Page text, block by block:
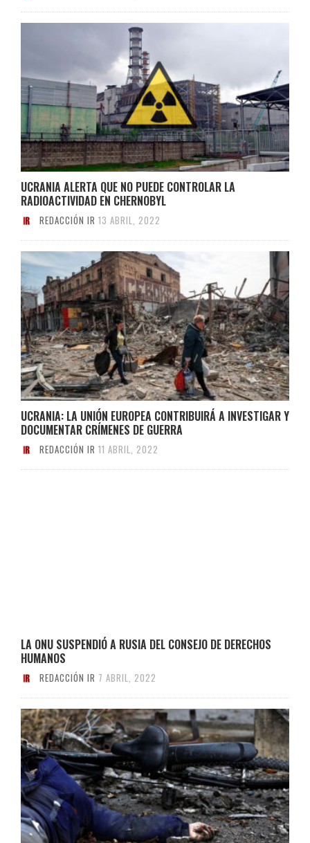
UCRANIA ALERTA QUE NO PUEDE CONTROLAR LA
RADIOACTIVIDAD EN CHERNOBYL
REDACCIÓN IR 13 ABRIL, 2022
UCRANIA: LA UNIÓN EUROPEA CONTRIBUIRÁ A INVESTIGAR Y
DOCUMENTAR CRÍMENES DE GUERRA
REDACCIÓN IR 11 ABRIL, 2022
LA ONU SUSPENDIÓ A RUSIA DEL CONSEJO DE DERECHOS
HUMANOS
REDACCIÓN IR 7 ABRIL, 2022